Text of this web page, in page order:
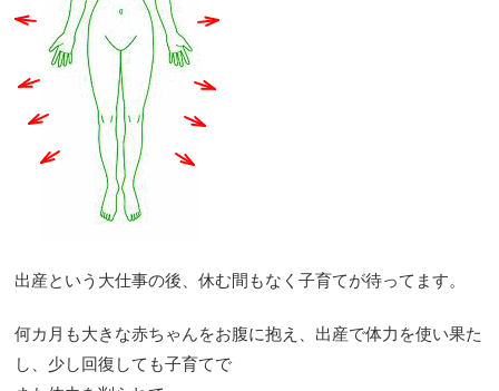
出産という大仕事の後、休む間もなく子育てが待ってます。
何カ月も大きな赤ちゃんをお腹に抱え、出産で体力を使い果た
し、少し回復しても子育てで